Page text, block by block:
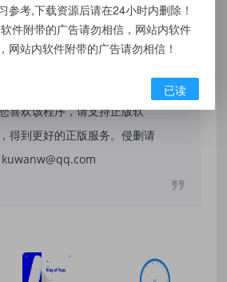
一切后果请用户自负，我们不
可用性，通过使用本站内容随
喜欢该程序，请支持正版软
得到更好的正版服务。侵删请
参考,下载资源后请在24小时内删除！
件附带的广告请勿相信，网站内软件
网站内软件附带的广告请勿相信！
已读